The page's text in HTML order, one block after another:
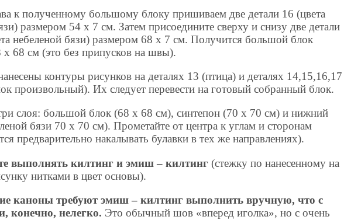
к полученному большому блоку пришиваем две детали 16 (цвета
размером 54 х 7 см. Затем присоедините сверху и снизу две детали
небеленой бязи) размером 68 х 7 см. Получится большой блок
х 68 см (это без припусков на швы).
контуры рисунков на деталях 13 (птица) и деталях 14,15,16,17
произвольный). Их следует перевести на готовый собранный блок.
слоя: большой блок (68 х 68 см), синтепон (70 х 70 см) и нижний
бязи 70 х 70 см). Прометайте от центра к углам и сторонам
предварительно накалывать булавки в тех же направлениях).
выполнять килтинг и эмиш – килтинг (стежку по нанесенному на
нитками в цвет основы).
каноны требуют эмиш – килтинг выполнить вручную, что с
конечно, нелегко. Это обычный шов «вперед иголка», но с очень